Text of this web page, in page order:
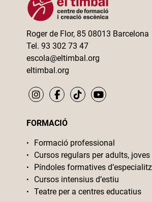
Roger de Flor, 85 08013 Barcelona
Tel. 93 302 73 47
escola@eltimbal.org
eltimbal.org
FORMACIÓ
Formació professional
Cursos regulars per adults,
Píndoles formatives
Cursos intensius d’estiu
Teatre per a centres educatius